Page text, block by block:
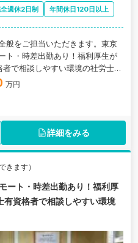
週休2日制 年間休日120日以上
般をご担当いただきます。東京
ト・時差出勤あり！福利厚生が
で相談しやすい環境の社労士法
万円
詳細をみる
きます）
ート・時差出勤あり！福利厚
資格者で相談しやすい環境